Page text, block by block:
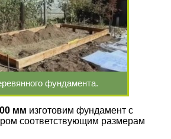
фундамента.
мм изготовим фундамент с
соответствующим размерам